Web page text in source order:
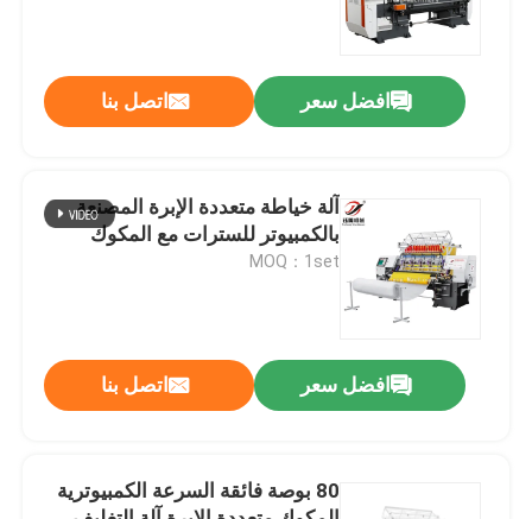
معلومات عنا
جولة في المعمل
رقابة جودة
اتصل بنا
آلة غطاء السلاسل الحاسوبية
افضل سعر اتصل بنا
آلة خياطة متعددة الإبرة المصنعة
بالكمبيوتر للسترات مع المكوك
MOQ：1set
افضل سعر اتصل بنا
80 بوصة فائقة السرعة الكمبيوترية